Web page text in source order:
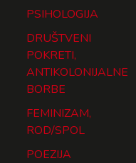
PSIHOLOGIJA
DRUŠTVENI
POKRETI,
ANTIKOLONIJALNE
BORBE
FEMINIZAM,
ROD/SPOL
POEZIJA